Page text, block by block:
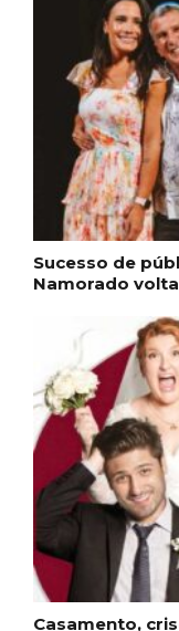
Sucesso de
Namorado
Casamento,